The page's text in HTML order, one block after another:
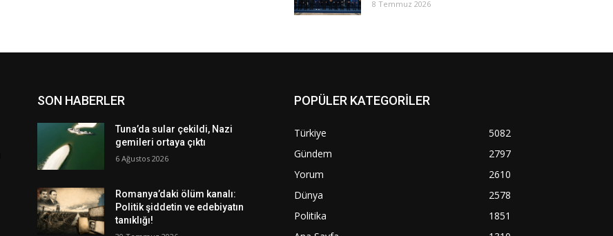
8 Temmuz 2026
SON HABERLER
Tuna’da sular çekildi, Nazi
gemileri ortaya çıktı
6 Ağustos 2026
Romanya’daki ölüm kanalı:
Politik şiddetin ve edebiyatın
tanıklığı!
POPÜLER KATEGORİLER
Türkiye
5082
Gündem
2797
Yorum
2610
Dünya
2578
Politika
1851